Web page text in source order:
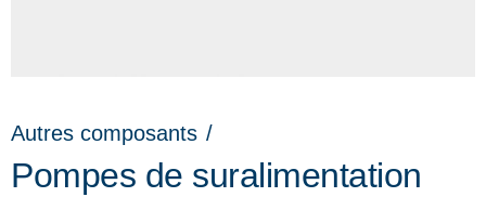
Autres composants /
Pompes de suralimentation